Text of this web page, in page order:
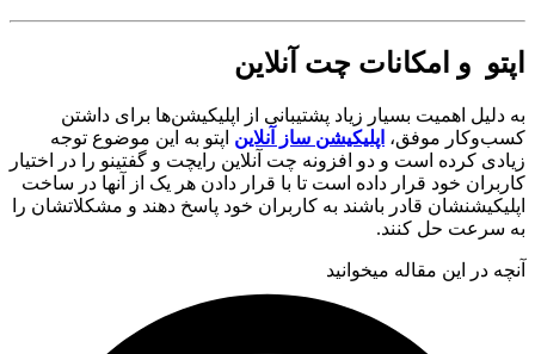
و امکانات چت آنلاین
اهمیت بسیار زیاد پشتیبانی از اپلیکیشن‌ها برای داشتن
موفق،اپلیکیشن ساز آنلاین
اپتو به این موضوع توجه
کرده است و دو افزونه چت آنلاین رایچت و گفتینو را در اختیار
خود قرار داده است تا با قرار دادن هر یک از آن­ها در ساخت
قادر باشند به کاربران خود پاسخ دهند و مشکلاتشان را
حل کنند.
در این مقاله میخوانید